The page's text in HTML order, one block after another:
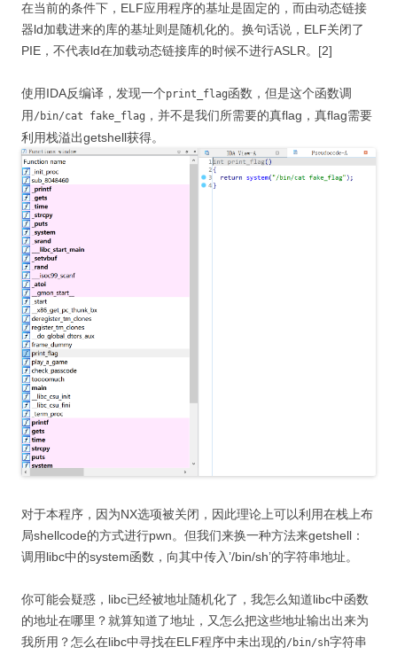
在当前的条件下，ELF应用程序的基址是固定的，而由动态链接
器ld加载进来的库的基址则是随机化的。换句话说，ELF关闭了
PIE，不代表ld在加载动态链接库的时候不进行ASLR。[2]
使用IDA反编译，发现一个print_flag函数，但是这个函数调
用 /bin/cat fake_flag ，并不是我们所需要的真flag，真flag需要
利用栈溢出getshell获得。
对于本程序，因为NX选项被关闭，因此理论上可以利用在栈上布
局shellcode的方式进行pwn。但我们来换一种方法来getshell：
调用libc中的system函数，向其中传入’/bin/sh’的字符串地址。
你可能会疑惑，libc已经被地址随机化了，我怎么知道libc中函数
的地址在哪里？就算知道了地址，又怎么把这些地址输出出来为
我所用？怎么在libc中寻找在ELF程序中未出现的/bin/sh字符串